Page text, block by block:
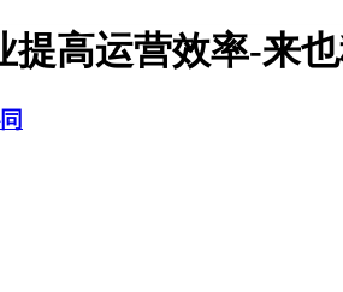
提高运营效率-来